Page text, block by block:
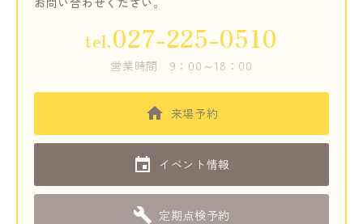
tel.027-225-0510
営業時間 9：00～18：00
来場予約
イベント情報
定期点検予約